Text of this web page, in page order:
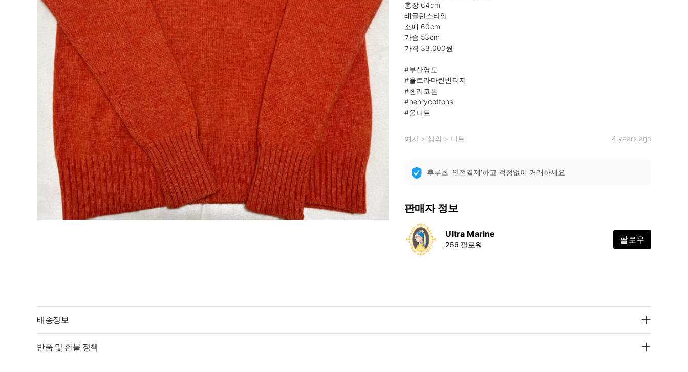
총장 64cm
래글런스타일
소매 60cm
가슴 53cm
가격 33,000원
#부산영도
#울트라마린빈티지
#헨리코튼
#henrycottons
#울니트
여자> 상의 > 니트 4 years ago
후루츠 '안전결제'하고 걱정없이 거래하세요
판매자 정보
Ultra Marine
266 팔로워 팔로우
배송정보
반품 및 환불 정책